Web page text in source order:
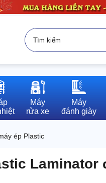
Máy
rửa xe
Máy
đánh giày
ép Plastic